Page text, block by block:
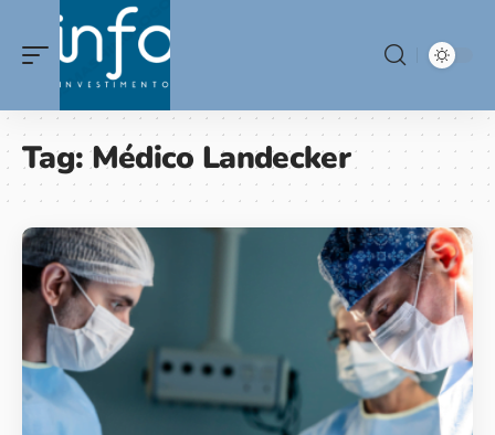
Tag:Médico Landecker